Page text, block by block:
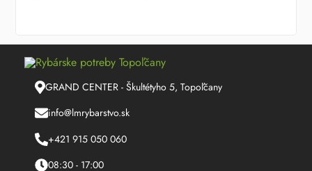
GRAND CENTER - Škultétyho 5, Topoľčany
info@lmrybarstvo.sk
+421 915 050 060
08:30 - 17:00